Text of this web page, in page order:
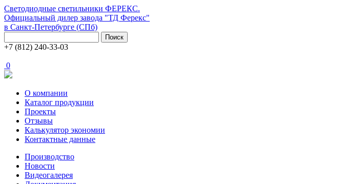
Светодиодные светильники ФЕРЕКС.
Официальный дилер завода "ТД Ферекс"
в Санкт-Петербурге (СПб)
Поиск
+7 (812) 240-33-03
0
О компании
Каталог продукции
Проекты
Отзывы
Калькулятор экономии
Контактные данные
Производство
Новости
Видеогалерея